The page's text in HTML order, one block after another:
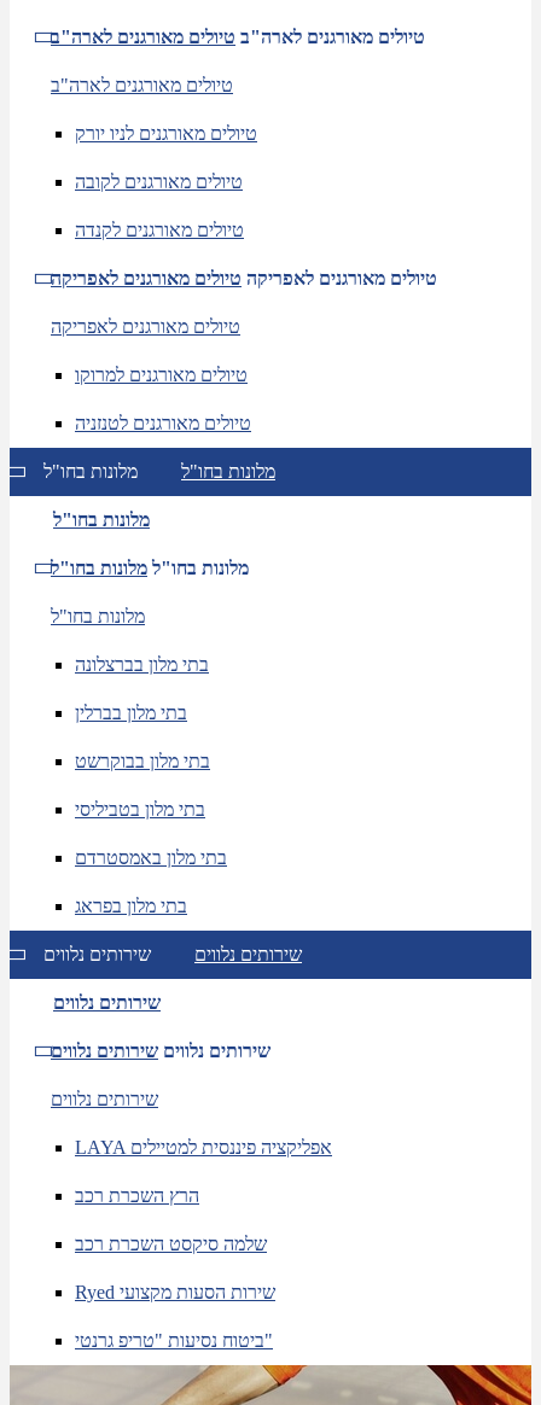
טיולים מאורגנים לארה"ב טיולים מאורגנים לארה"ב
טיולים מאורגנים לארה"ב
טיולים מאורגנים לניו יורק
טיולים מאורגנים לקובה
טיולים מאורגנים לקנדה
טיולים מאורגנים לאפריקה טיולים מאורגנים לאפריקה
טיולים מאורגנים לאפריקה
טיולים מאורגנים למרוקו
טיולים מאורגנים לטנזניה
מלונות בחו"ל מלונות בחו"ל
מלונות בחו"ל
מלונות בחו"ל מלונות בחו"ל
מלונות בחו"ל
בתי מלון בברצלונה
בתי מלון בברלין
בתי מלון בבוקרשט
בתי מלון בטביליסי
בתי מלון באמסטרדם
בתי מלון בפראג
שירותים נלווים שירותים נלווים
שירותים נלווים
שירותים נלווים שירותים נלווים
שירותים נלווים
LAYA אפליקציה פיננסית למטיילים
הרץ השכרת רכב
שלמה סיקסט השכרת רכב
Ryed שירות הסעות מקצועי
ביטוח נסיעות "טריפ גרנטי"